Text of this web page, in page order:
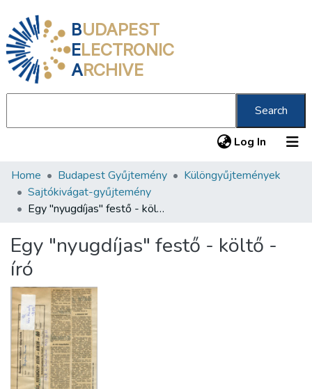
BUDAPEST
ELECTRONIC
ARCHIVE
Search
Log In (current)
Communities & Collections
All of DSpace
About us
Home Budapest Gyűjtemény
Különgyűjtemények
Sajtókivágat-gyűjtemény
Egy "nyugdíjas" festő - költő - író
Egy "nyugdíjas" festő - költő -
író